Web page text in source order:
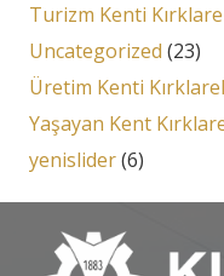
Turizm Kenti
Uncategorized (23)
Üretim Kenti
Yaşayan Kent
yenislider(6)